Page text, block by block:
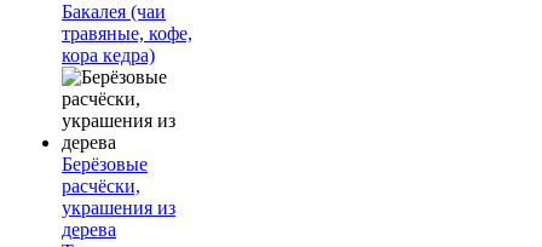
Бакалея (чаи
травяные, кофе,
кора кедра)
Берёзовые
расчёски,
украшения из
дерева